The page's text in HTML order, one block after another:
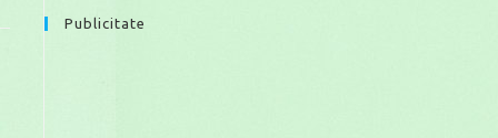
Publicitate